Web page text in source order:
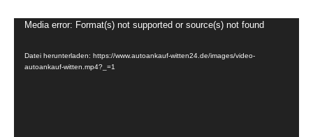
Media error: Format(s) not supported or source(s) not found
Datei herunterladen: https://www.autoankauf-witten24.de/images/video-
autoankauf-witten.mp4?_=1